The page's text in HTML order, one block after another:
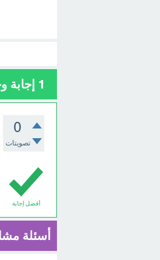
1 إجابة
0
تصويتات
أفضل إجابة
أسئلة